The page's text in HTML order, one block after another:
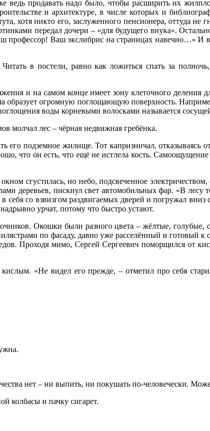
продавать надо было, чтобы расширить их
и архитектуре, в числе которых и
хотя никто его, заслуженного пенсионера, оттуда не
передал дочери – «для будущего внука».
профессор! Ваш экслибрис на страницах навечно…» И
в постели, равно как ложиться спать за
и на самом конце имеет зону клеточного деления
образует огромную поглощающую поверхность.
воды корневыми волосками называется
молчал лес – чёрная недвижная гребёнка.
его подземное жилище. Тот капризничал, отказываясь
что он есть, что ещё не истлела кость.
сгустилась, но небо, подсвеченное
деревьев, пискнул свет автомобильных фар. «В лесу
со взвизгом раздвигаемых дверей и погружал
урчат, потому что быстро устают.
Окошки были разного цвета – жёлтые,
по фасаду, давно уже расселённый и готовый
Проходя мимо, Сергей Сергеевич поморщился от
«Не видел его прежде, – отметил про себя
нет – ни выпить, ни покушать по-человечески.
колбасы и пачку сигарет.